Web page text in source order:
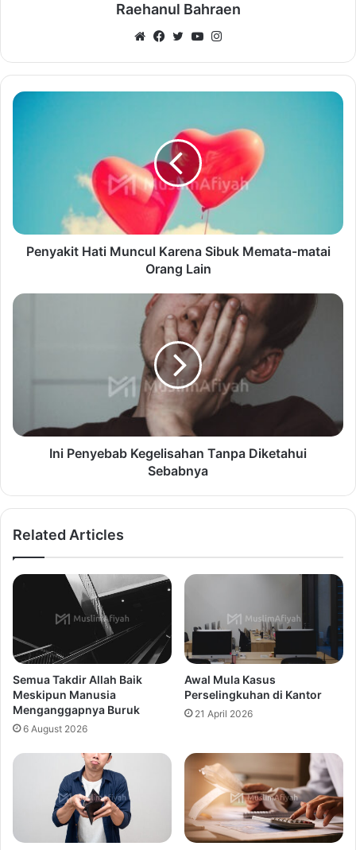
Raehanul Bahraen
WebsiteFacebook
TwitterYouTube
Penyakit Hati Muncul Karena Sibuk Memata-matai
Orang Lain
Ini Penyebab Kegelisahan Tanpa Diketahui
Sebabnya
Related Articles
Semua Takdir Allah Baik
Meskipun Manusia
Menganggapnya Buruk
6 August 2026
Awal Mula Kasus
Perselingkuhan di Kantor
21 April 2026